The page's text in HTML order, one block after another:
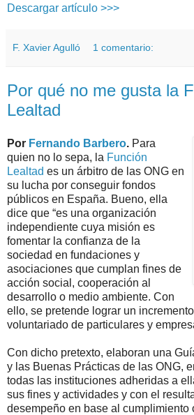
Descargar artículo >>>
F. Xavier Agulló 1 comentario:
Por qué no me gusta la
Lealtad
Por Fernando Barbero. Para
quien no lo sepa, la Función
Lealtad es un árbitro de las ONG en
su lucha por conseguir fondos
públicos en España. Bueno, ella
dice que “es una organización
independiente cuya misión es
fomentar la confianza de la
sociedad en fundaciones y
asociaciones que cumplan fines de
acción social, cooperación al
desarrollo o medio ambiente. Con
ello, se pretende lograr un
voluntariado de particulares y
Con dicho pretexto, elaboran una
y las Buenas Prácticas de las ONG,
todas las instituciones adheridas a
sus fines y actividades y con el
desempeño en base al cumplimiento